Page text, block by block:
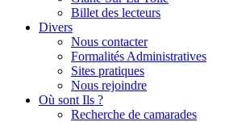
Billet des lecteurs
Divers
Nous contacter
Formalités Administratives
Sites pratiques
Nous rejoindre
Où sont Ils ?
Recherche de camarades